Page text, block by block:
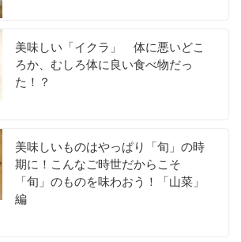
美味しい「イクラ」 体に悪いどこ
ろか、むしろ体に良い食べ物だっ
た！？
美味しいものはやっぱり「旬」の時
期に！こんなご時世だからこそ
「旬」のものを味わおう！「山菜」
編